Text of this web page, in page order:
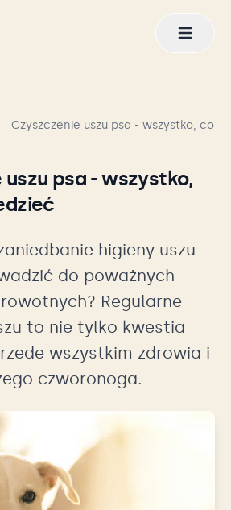
Czyszczenie uszu psa - wszystko, co
psa - wszystko,
higieny uszu
do poważnych
Regularne
to nie tylko kwestia
wszystkim zdrowia i
czworonoga.